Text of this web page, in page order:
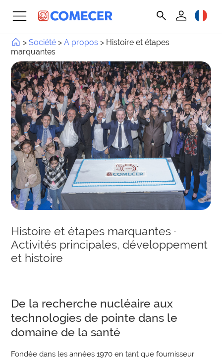
>Société >A propos > Histoire et étapes
marquantes
Histoire et étapes marquantes ·
Activités principales, développement
et histoire
De la recherche nucléaire aux
technologies de pointe dans le
domaine de la santé
Fondée dans les années 1970 en tant que fournisseur